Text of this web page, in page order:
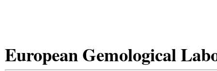
European Gemological